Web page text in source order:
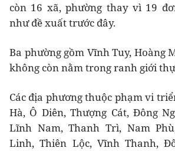
còn 16 xã, phường thay vì 19
như đề xuất trước đây.
Ba phường gồm Vĩnh Tuy, Hoàng
không còn nằm trong ranh giới
Các địa phương thuộc phạm vi
Hà, Ô Diên, Thượng Cát, Đông
Lĩnh Nam, Thanh Trì, Nam
Linh, Thiên Lộc, Vĩnh Thanh,